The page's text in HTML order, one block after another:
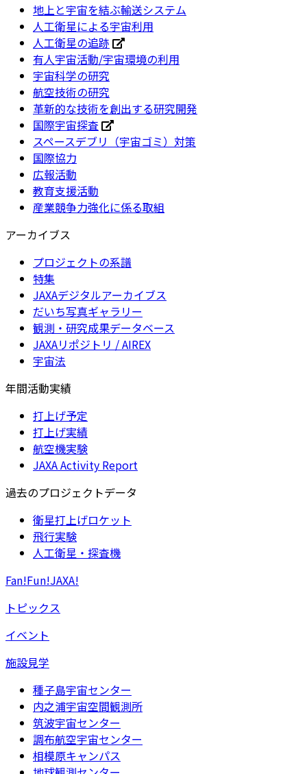
地上と宇宙を結ぶ輸送システム
人工衛星による宇宙利用
人工衛星の追跡
有人宇宙活動/宇宙環境の利用
宇宙科学の研究
航空技術の研究
革新的な技術を創出する研究開発
国際宇宙探査
スペースデブリ（宇宙ゴミ）対策
国際協力
広報活動
教育支援活動
産業競争力強化に係る取組
アーカイブス
プロジェクトの系譜
特集
JAXAデジタルアーカイブス
だいち写真ギャラリー
観測・研究成果データベース
JAXAリポジトリ / AIREX
宇宙法
年間活動実績
打上げ予定
打上げ実績
航空機実験
JAXA Activity Report
過去のプロジェクトデータ
衛星打上げロケット
飛行実験
人工衛星・探査機
Fan!Fun!JAXA!
トピックス
イベント
施設見学
種子島宇宙センター
内之浦宇宙空間観測所
筑波宇宙センター
調布航空宇宙センター
相模原キャンパス